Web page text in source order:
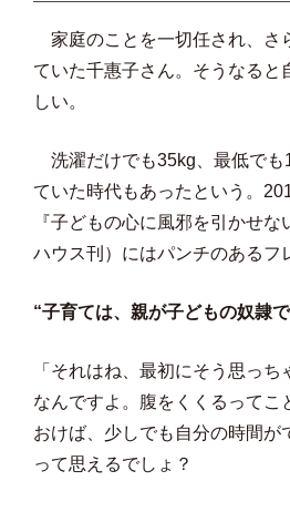
家庭のことを一切任され、さ
ていた千惠子さん。そうなると
しい。
洗濯だけでも35kg、最低でも
ていた時代もあったという。
『子どもの心に風邪を引かせ
ハウス刊）にはパンチのあるフ
“子育ては、親が子どもの奴隷
「それはね、最初にそう思っ
なんですよ。腹をくくるってこ
おけば、少しでも自分の時間が
って思えるでしょ？